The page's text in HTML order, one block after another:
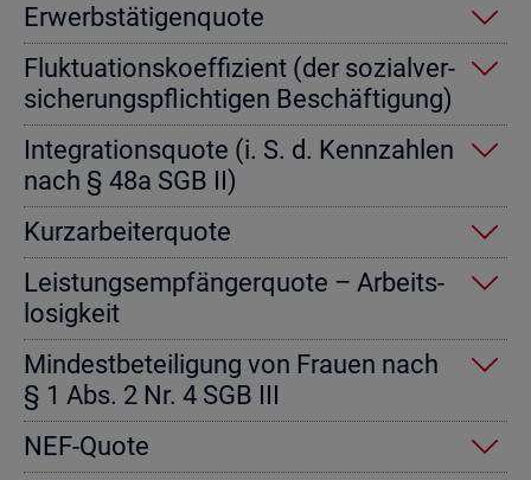
Er­werbs­tä­ti­gen­quo­te
Fluk­tua­ti­ons­ko­ef­fi­zi­ent (der so­zi­al­ver­
si­che­rungs­pflich­ti­gen Be­schäf­ti­gung)
In­te­gra­ti­ons­quo­te (i. S. d. Kenn­zah­len
nach § 48a SGB II)
Kurz­ar­bei­ter­quo­te
Leis­tungs­emp­fän­ger­quo­te – Ar­beits­
lo­sig­keit
Min­dest­be­tei­li­gung von Frau­en nach
§ 1 Abs. 2 Nr. 4 SGB III
NEF-Quote